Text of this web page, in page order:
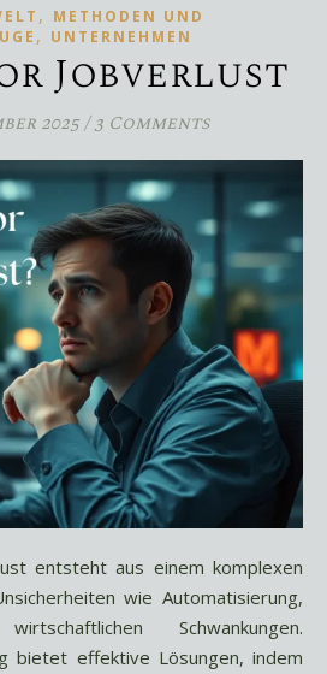
, METHODEN UND
, UNTERNEHMEN
Jobverlust
2025/3 Comments
wie Automatisierung,
Schwankungen.
bietet effektive Lösungen, indem